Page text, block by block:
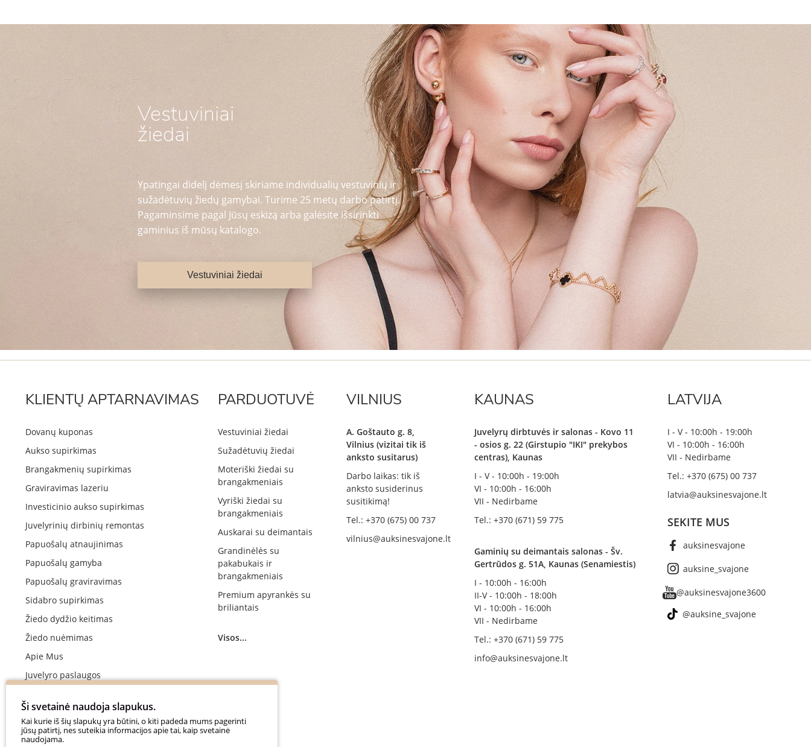
Vestuviniai
žiedai
Ypatingai didelį dėmesį skiriame individualių vestuvinių ir
sužadėtuvių žiedų gamybai. Turime 25 metų darbo patirtį.
Pagaminsime pagal Jūsų eskizą arba galėsite išsirinkti
gaminius iš mūsų katalogo.
Vestuviniai žiedai
KLIENTŲ APTARNAVIMAS
Dovanų kuponas
Aukso supirkimas
Brangakmenių supirkimas
Graviravimas lazeriu
Investicinio aukso supirkimas
Juvelyrinių dirbinių remontas
Papuošalų atnaujinimas
Papuošalų gamyba
Papuošalų graviravimas
Sidabro supirkimas
Žiedo dydžio keitimas
Žiedo nuėmimas
Apie Mus
Juvelyro paslaugos
Sužadėtuvių žiedų gamyba
Apmokėjimas
PARDUOTUVĖ
Vestuviniai žiedai
Sužadėtuvių žiedai
Moteriški žiedai su
brangakmeniais
Vyriški žiedai su
brangakmeniais
Auskarai su deimantais
Grandinėlės su
pakabukais ir
brangakmeniais
Premium apyrankės su
briliantais
Visos...
VILNIUS
A. Goštauto g. 8,
Vilnius (vizitai tik iš
anksto susitarus)
Darbo laikas: tik iš
anksto susiderinus
susitikimą!
Tel.: +370 (675) 00 737
vilnius@auksinesvajone.lt
KAUNAS
Juvelyrų dirbtuvės ir salonas - Kovo 11
- osios g. 22 (Girstupio "IKI" prekybos
centras), Kaunas
I - V - 10:00h - 19:00h
VI - 10:00h - 16:00h
VII - Nedirbame
Tel.: +370 (671) 59 775
Gaminių su deimantais salonas - Šv.
Gertrūdos g. 51A, Kaunas (Senamiestis)
I - 10:00h - 16:00h
II-V - 10:00h - 18:00h
VI - 10:00h - 16:00h
VII - Nedirbame
Tel.: +370 (671) 59 775
info@auksinesvajone.lt
LATVIJA
I - V - 10:00h - 19:00h
VI - 10:00h - 16:00h
VII - Nedirbame
Tel.: +370 (675) 00 737
latvia@auksinesvajone.lt
SEKITE MUS
auksinesvajone
auksine_svajone
@auksinesvajone3600
@auksine_svajone
Ši svetainė naudoja slapukus.
Kai kurie iš šių slapukų yra būtini, o kiti padeda mums pagerinti
jūsų patirtį, nes suteikia informacijos apie tai, kaip svetainė
naudojama.